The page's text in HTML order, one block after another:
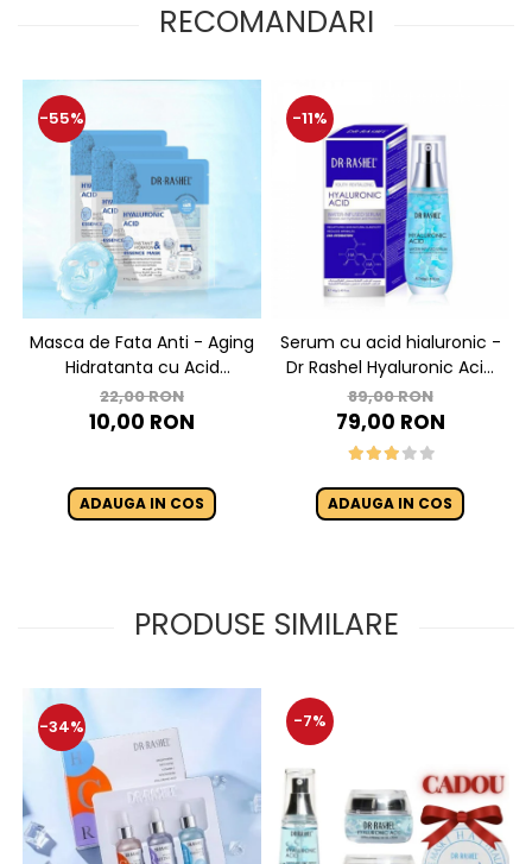
RECOMANDARI
-55%
Masca de Fata Anti - Aging
Hidratanta cu Acid
Hyaluronic 1 buc x 25g - Dr.
Rashel Hyaluronic Acid
22,00 RON
10,00 RON
ADAUGA IN COS
-11%
Serum cu acid hialuronic -
Dr Rashel Hyaluronic Acid
Infused Serum - 40 ml
89,00 RON
79,00 RON
ADAUGA IN COS
PRODUSE SIMILARE
-34% -7%